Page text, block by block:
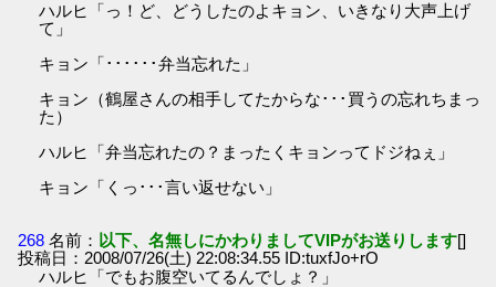
ハルヒ「っ！ど、どうしたのよキョン、いきなり大声上げ
て」
キョン「･･････弁当忘れた」
キョン（鶴屋さんの相手してたからな･･･買うの忘れちまっ
た）
ハルヒ「弁当忘れたの？まったくキョンってドジねぇ」
キョン「くっ･･･言い返せない」
268 名前： 以下、名無しにかわりましてVIPがお送りします[]
投稿日：2008/07/26(土) 22:08:34.55 ID:tuxfJo+rO
ハルヒ「でもお腹空いてるんでしょ？」